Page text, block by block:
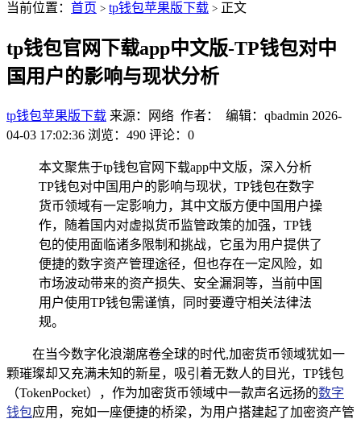
当前位置： 首页 > tp钱包苹果版下载 > 正文
tp钱包官网下载app中文版-TP钱包对中
国用户的影响与现状分析
tp钱包苹果版下载 来源：网络 作者： 编辑：qbadmin 2026-
04-03 17:02:36 浏览：490 评论：0
本文聚焦于tp钱包官网下载app中文版，深入分析
TP钱包对中国用户的影响与现状，TP钱包在数字
货币领域有一定影响力，其中文版方便中国用户操
作，随着国内对虚拟货币监管政策的加强，TP钱
包的使用面临诸多限制和挑战，它虽为用户提供了
便捷的数字资产管理途径，但也存在一定风险，如
市场波动带来的资产损失、安全漏洞等，当前中国
用户使用TP钱包需谨慎，同时要遵守相关法律法
规。
在当今数字化浪潮席卷全球的时代,加密货币领域犹如一
颗璀璨却又充满未知的新星，吸引着无数人的目光，TP钱包
（TokenPocket），作为加密货币领域中一款声名远扬的数字
钱包应用，宛如一座便捷的桥梁，为用户搭建起了加密资产管